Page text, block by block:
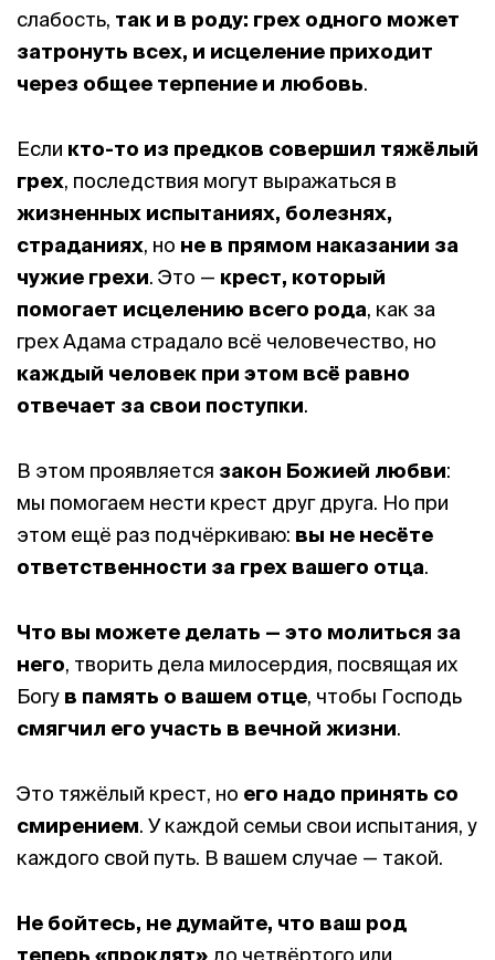
слабость, так и в роду: грех одного может
затронуть всех, и исцеление приходит
через общее терпение и любовь.
Если кто-то из предков совершил тяжёлый
грех, последствия могут выражаться в
жизненных испытаниях, болезнях,
страданиях, но не в прямом наказании за
чужие грехи. Это — крест, который
помогает исцелению всего рода, как за
грех Адама страдало всё человечество, но
каждый человек при этом всё равно
отвечает за свои поступки.
В этом проявляется закон Божией любви:
мы помогаем нести крест друг друга. Но при
этом ещё раз подчёркиваю: вы не несёте
ответственности за грех вашего отца.
Что вы можете делать — это молиться за
него, творить дела милосердия, посвящая их
Богу в память о вашем отце, чтобы Господь
смягчил его участь в вечной жизни.
Это тяжёлый крест, но его надо принять со
смирением. У каждой семьи свои испытания, у
каждого свой путь. В вашем случае — такой.
Не бойтесь, не думайте, что ваш род
теперь «проклят» до четвёртого или